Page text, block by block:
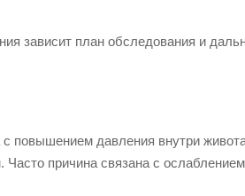
зависит план обследования и
повышением давления внутри
причина связана с